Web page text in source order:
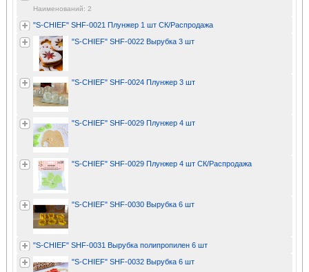
Наименований: 2
"S-CHIEF" SHF-0021 Плунжер 1 шт СК/Распродажа
"S-CHIEF" SHF-0022 Вырубка 3 шт
"S-CHIEF" SHF-0024 Плунжер 3 шт
"S-CHIEF" SHF-0029 Плунжер 4 шт
"S-CHIEF" SHF-0029 Плунжер 4 шт СК/Распродажа
"S-CHIEF" SHF-0030 Вырубка 6 шт
"S-CHIEF" SHF-0031 Вырубка полипропилен 6 шт
"S-CHIEF" SHF-0032 Вырубка 6 шт